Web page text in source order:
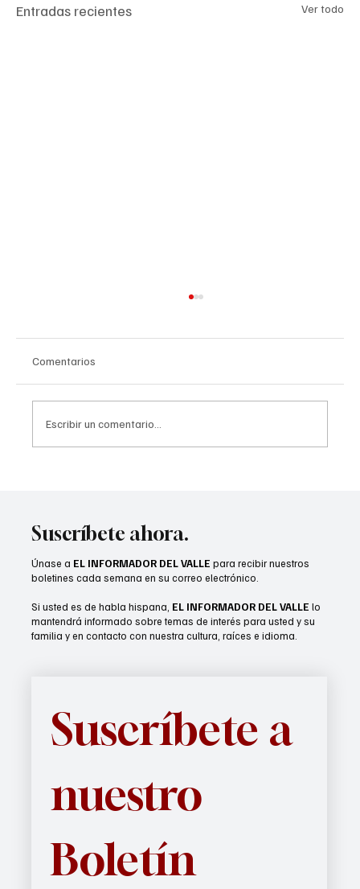
Entradas recientes Ver todo
Comentarios
Escribir un comentario...
Suscríbete ahora.
Únase a EL INFORMADOR DEL VALLE para recibir nuestros
boletines cada semana en su correo electrónico.
Si usted es de habla hispana, EL INFORMADOR DEL VALLE lo
mantendrá informado sobre temas de interés para usted y su
familia y en contacto con nuestra cultura, raíces e idioma.
Suscríbete a
nuestro
Boletín